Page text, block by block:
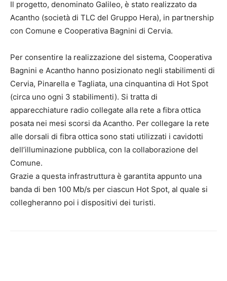
Il progetto, denominato Galileo, è stato realizzato da
Acantho (società di TLC del Gruppo Hera), in partnership
con Comune e Cooperativa Bagnini di Cervia.
Per consentire la realizzazione del sistema, Cooperativa
Bagnini e Acantho hanno posizionato negli stabilimenti di
Cervia, Pinarella e Tagliata, una cinquantina di Hot Spot
(circa uno ogni 3 stabilimenti). Si tratta di
apparecchiature radio collegate alla rete a fibra ottica
posata nei mesi scorsi da Acantho. Per collegare la rete
alle dorsali di fibra ottica sono stati utilizzati i cavidotti
dell’illuminazione pubblica, con la collaborazione del
Comune.
Grazie a questa infrastruttura è garantita appunto una
banda di ben 100 Mb/s per ciascun Hot Spot, al quale si
collegheranno poi i dispositivi dei turisti.